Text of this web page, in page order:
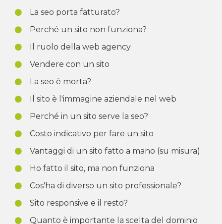
La seo porta fatturato?
Perché un sito non funziona?
Il ruolo della web agency
Vendere con un sito
La seo è morta?
Il sito è l'immagine aziendale nel web
Perché in un sito serve la seo?
Costo indicativo per fare un sito
Vantaggi di un sito fatto a mano (su misura)
Ho fatto il sito, ma non funziona
Cos'ha di diverso un sito professionale?
Sito responsive e il resto?
Quanto è importante la scelta del dominio